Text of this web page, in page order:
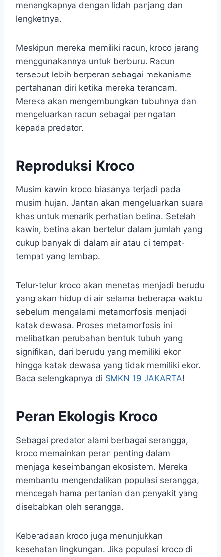
menangkapnya dengan lidah panjang dan
lengketnya.
Meskipun mereka memiliki racun, kroco jarang
menggunakannya untuk berburu. Racun
tersebut lebih berperan sebagai mekanisme
pertahanan diri ketika mereka terancam.
Mereka akan mengembungkan tubuhnya dan
mengeluarkan racun sebagai peringatan
kepada predator.
Reproduksi Kroco
Musim kawin kroco biasanya terjadi pada
musim hujan. Jantan akan mengeluarkan suara
khas untuk menarik perhatian betina. Setelah
kawin, betina akan bertelur dalam jumlah yang
cukup banyak di dalam air atau di tempat-
tempat yang lembap.
Telur-telur kroco akan menetas menjadi berudu
yang akan hidup di air selama beberapa waktu
sebelum mengalami metamorfosis menjadi
katak dewasa. Proses metamorfosis ini
melibatkan perubahan bentuk tubuh yang
signifikan, dari berudu yang memiliki ekor
hingga katak dewasa yang tidak memiliki ekor.
Baca selengkapnya di SMKN 19 JAKARTA!
Peran Ekologis Kroco
Sebagai predator alami berbagai serangga,
kroco memainkan peran penting dalam
menjaga keseimbangan ekosistem. Mereka
membantu mengendalikan populasi serangga,
mencegah hama pertanian dan penyakit yang
disebabkan oleh serangga.
Keberadaan kroco juga menunjukkan
kesehatan lingkungan. Jika populasi kroco di